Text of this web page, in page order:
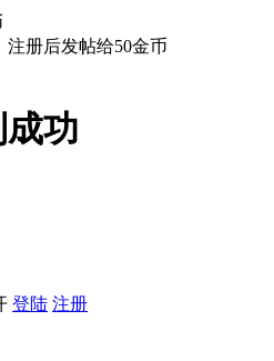
注册后发帖给50金币
功
登陆 注册